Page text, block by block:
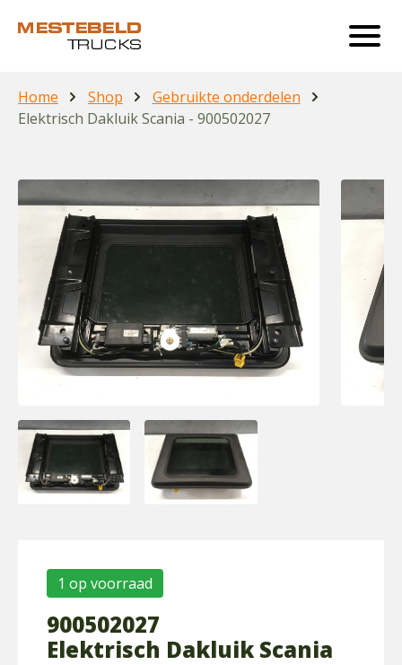
Home Shop
Gebruikte onderdelen
Elektrisch Dakluik Scania - 900502027
1 op voorraad
900502027
Elektrisch Dakluik Scania